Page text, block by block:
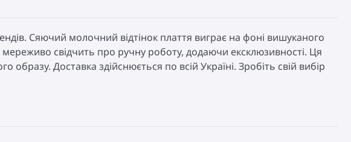
Сяючий молочний відтінок плаття виграє на фоні вишуканого
свідчить про ручну роботу, додаючи ексклюзивності. Ця
Доставка здійснюється по всій Україні. Зробіть свій вибір